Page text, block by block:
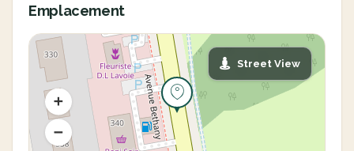
Emplacement
Street View